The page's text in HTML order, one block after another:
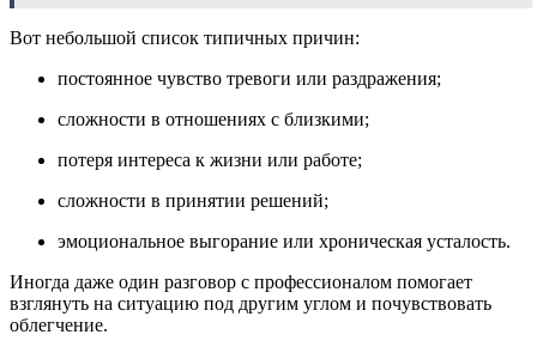
Вот небольшой список типичных причин:
постоянное чувство тревоги или раздражения;
сложности в отношениях с близкими;
потеря интереса к жизни или работе;
сложности в принятии решений;
эмоциональное выгорание или хроническая усталость.
Иногда даже один разговор с профессионалом помогает
взглянуть на ситуацию под другим углом и почувствовать
облегчение.